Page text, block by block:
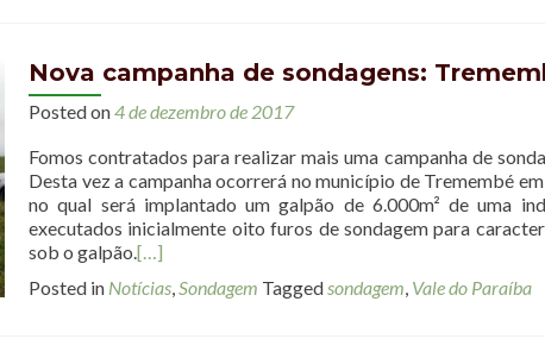
Nova campanha de sondagens:
Posted on4 de dezembro de 2017
Fomos contratados para realizar mais uma campanha de
Desta vez a campanha ocorrerá no município de Tremembé
no qual será implantado um galpão de 6.000m² de uma
executados inicialmente oito furos de sondagem para
sob o galpão.[…]
Posted in Notícias,Sondagem Taggedsondagem, Vale do Paraíba